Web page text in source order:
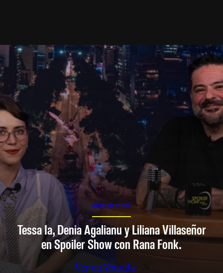
SPOILER SHOW
Tessa Ia, Denia Agalianu y Liliana Villaseñor
en Spoiler Show con Rana Fonk.
Ver en Youtube